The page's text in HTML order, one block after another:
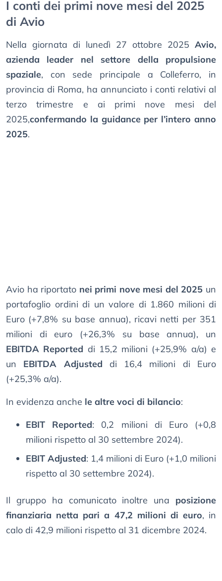
I conti dei primi nove mesi del 2025
di Avio
Nella giornata di lunedì 27 ottobre 2025 Avio,
azienda leader nel settore della propulsione
spaziale, con sede principale a Colleferro, in
provincia di Roma, ha annunciato i conti relativi al
terzo trimestre e ai primi nove mesi del
2025,confermando la guidance per l’intero anno
2025.
Avio ha riportato nei primi nove mesi del 2025 un
portafoglio ordini di un valore di 1.860 milioni di
Euro (+7,8% su base annua), ricavi netti per 351
milioni di euro (+26,3% su base annua), un
EBITDA Reported di 15,2 milioni (+25,9% a/a) e
un EBITDA Adjusted di 16,4 milioni di Euro
(+25,3% a/a).
In evidenza anche le altre voci di bilancio:
EBIT Reported: 0,2 milioni di Euro (+0,8
milioni rispetto al 30 settembre 2024).
EBIT Adjusted: 1,4 milioni di Euro (+1,0 milioni
rispetto al 30 settembre 2024).
Il gruppo ha comunicato inoltre una posizione
finanziaria netta pari a 47,2 milioni di euro, in
calo di 42,9 milioni rispetto al 31 dicembre 2024.